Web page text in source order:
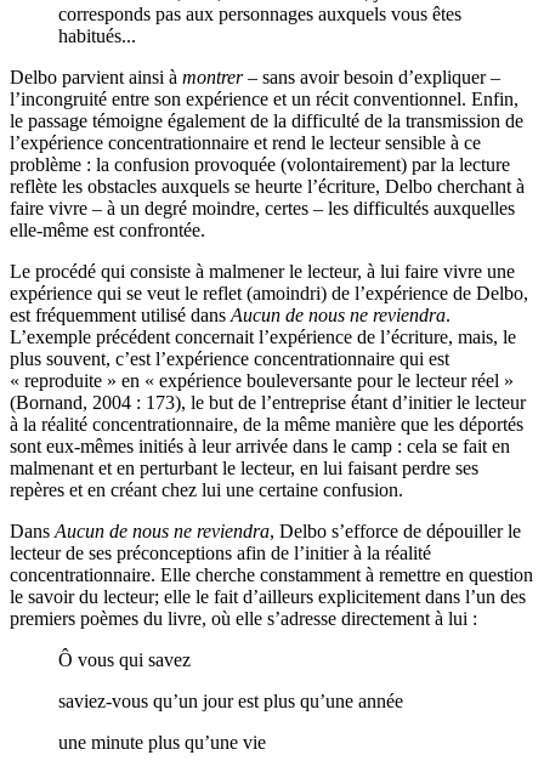
corresponds pas aux personnages auxquels vous êtes
habitués...
Delbo parvient ainsi à montrer– sans avoir besoin d’expliquer –
l’incongruité entre son expérience et un récit conventionnel. Enfin,
le passage témoigne également de la difficulté de la transmission de
l’expérience concentrationnaire et rend le lecteur sensible à ce
problème : la confusion provoquée (volontairement) par la lecture
reflète les obstacles auxquels se heurte l’écriture, Delbo cherchant à
faire vivre – à un degré moindre, certes – les difficultés auxquelles
elle-même est confrontée.
Le procédé qui consiste à malmener le lecteur, à lui faire vivre une
expérience qui se veut le reflet (amoindri) de l’expérience de Delbo,
est fréquemment utilisé dans Aucun de nous ne reviendra.
L’exemple précédent concernait l’expérience de l’écriture, mais, le
plus souvent, c’est l’expérience concentrationnaire qui est
« reproduite » en « expérience bouleversante pour le lecteur réel »
(Bornand, 2004 : 173), le but de l’entreprise étant d’initier le lecteur
à la réalité concentrationnaire, de la même manière que les déportés
sont eux-mêmes initiés à leur arrivée dans le camp : cela se fait en
malmenant et en perturbant le lecteur, en lui faisant perdre ses
repères et en créant chez lui une certaine confusion.
Dans Aucun de nous ne reviendra, Delbo s’efforce de dépouiller le
lecteur de ses préconceptions afin de l’initier à la réalité
concentrationnaire. Elle cherche constamment à remettre en question
le savoir du lecteur; elle le fait d’ailleurs explicitement dans l’un des
premiers poèmes du livre, où elle s’adresse directement à lui :
Ô vous qui savez
saviez-vous qu’un jour est plus qu’une année
une minute plus qu’une vie